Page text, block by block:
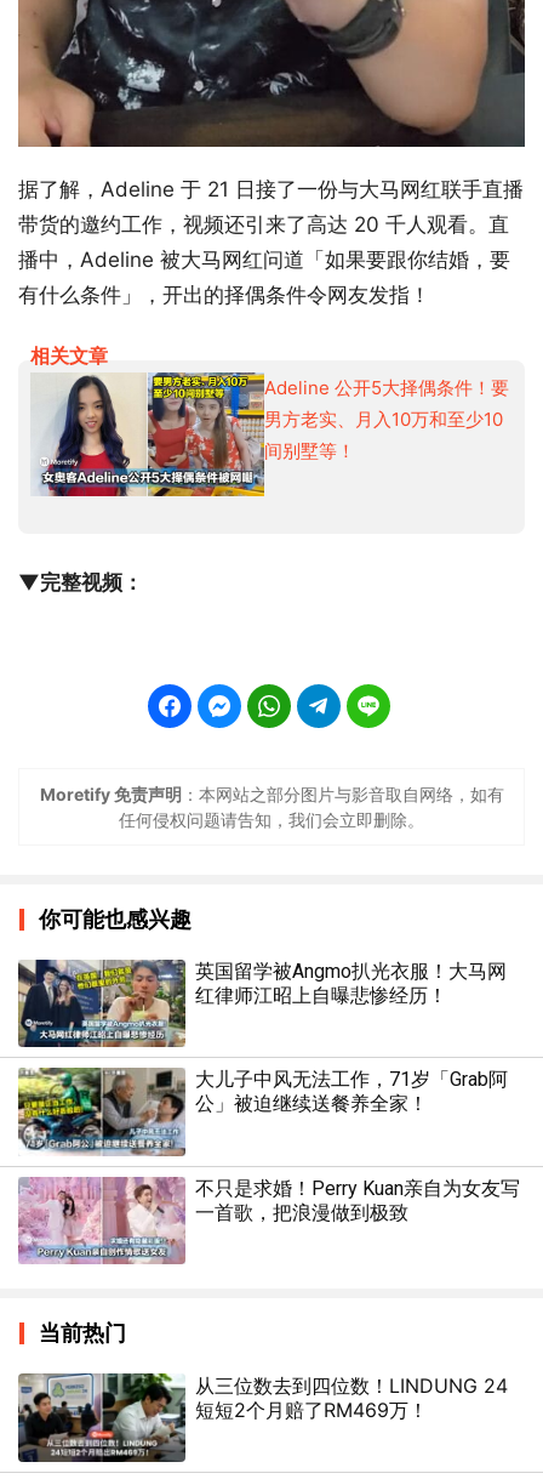
据了解，Adeline 于 21 日接了一份与大马网红联手直播
带货的邀约工作，视频还引来了高达 20 千人观看。直
播中，Adeline 被大马网红问道「如果要跟你结婚，要
有什么条件」，开出的择偶条件令网友发指！
相关文章
Adeline 公开5大择偶条件！要
男方老实、月入10万和至少10
间别墅等！
▼完整视频：
Moretify 免责声明 ：本网站之部分图片与影音取自网络，如有
任何侵权问题请告知，我们会立即删除。
你可能也感兴趣
英国留学被Angmo扒光衣服！大马网
红律师江昭上自曝悲惨经历！
大儿子中风无法工作，71岁「Grab阿
公」被迫继续送餐养全家！
不只是求婚！Perry Kuan亲自为女友写
一首歌，把浪漫做到极致
当前热门
从三位数去到四位数！LINDUNG 24
短短2个月赔了RM469万！